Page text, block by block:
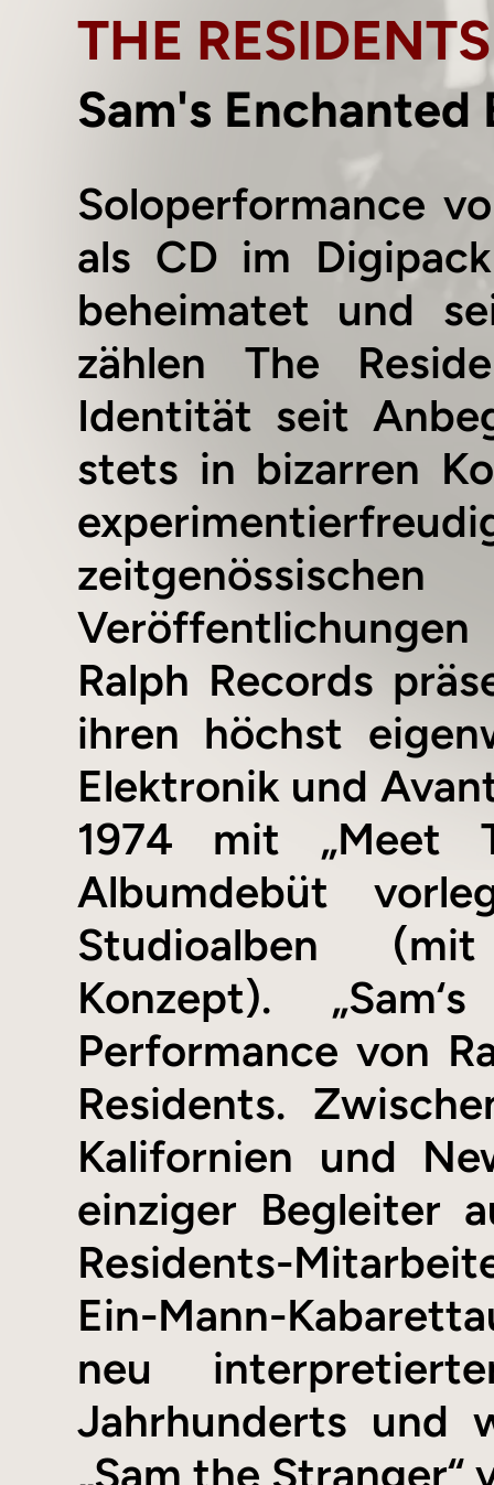
THE RESIDENTS
Sam's Enchanted
Soloperformance
als CD im
beheimatet und
zählen The
Identität seit
stets in bizarren
Ralph Records
ihren höchst
Elektronik und
1974 mit „Meet
Albumdebüt
Studioalben
Konzept).
Performance von
Residents.
Kalifornien und
einziger Begleiter
Residents-
Ein-Mann-
neu
Jahrhunderts und
„Sam the Stranger“